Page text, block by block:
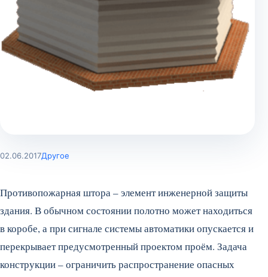
02.06.2017Другое
Противопожарная штора – элемент инженерной защиты
здания. В обычном состоянии полотно может находиться
в коробе, а при сигнале системы автоматики опускается и
перекрывает предусмотренный проектом проём. Задача
конструкции – ограничить распространение опасных